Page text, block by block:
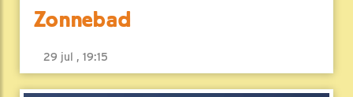
Zonnebad
29 jul , 19:15